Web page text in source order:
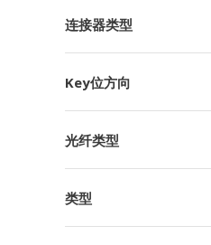
连接器类型
Key位方向
光纤类型
类型